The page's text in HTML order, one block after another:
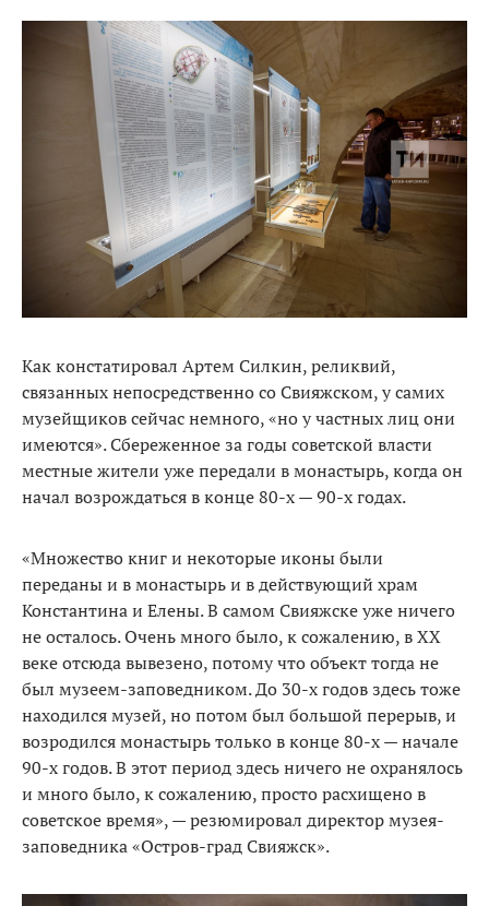
Как констатировал Артем Силкин, реликвий,
связанных непосредственно со Свияжском, у самих
музейщиков сейчас немного, «но у частных лиц они
имеются». Сбереженное за годы советской власти
местные жители уже передали в монастырь, когда он
начал возрождаться в конце 80-х — 90-х годах.
«Множество книг и некоторые иконы были
переданы и в монастырь и в действующий храм
Константина и Елены. В самом Свияжске уже ничего
не осталось. Очень много было, к сожалению, в ХХ
веке отсюда вывезено, потому что объект тогда не
был музеем-заповедником. До 30-х годов здесь тоже
находился музей, но потом был большой перерыв, и
возродился монастырь только в конце 80-х — начале
90-х годов. В этот период здесь ничего не охранялось
и много было, к сожалению, просто расхищено в
советское время», — резюмировал директор музея-
заповедника «Остров-град Свияжск».